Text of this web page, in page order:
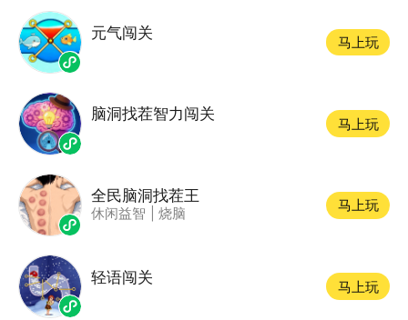
元气闯关
马上玩
脑洞找茬智力闯关
马上玩
全民脑洞找茬王
休闲益智 烧脑
马上玩
轻语闯关
马上玩